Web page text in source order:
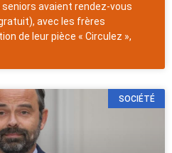
avaient rendez-vous
avec les frères
de leur pièce « Circulez »,
SOCIÉTÉ